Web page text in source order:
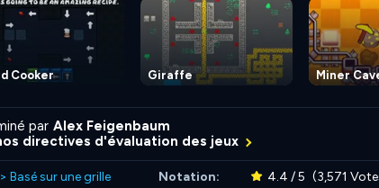
Cooker Giraffe Miner
par Alex Feigenbaum
directives d'évaluation des jeux
> Basé sur une grille Notation: 4.4 / 5 (3,571